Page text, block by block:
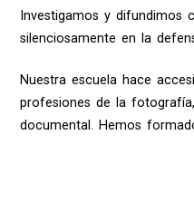
Investigamos y difundimos
silenciosamente en la
Nuestra escuela hace
profesiones de la
documental. Hemos